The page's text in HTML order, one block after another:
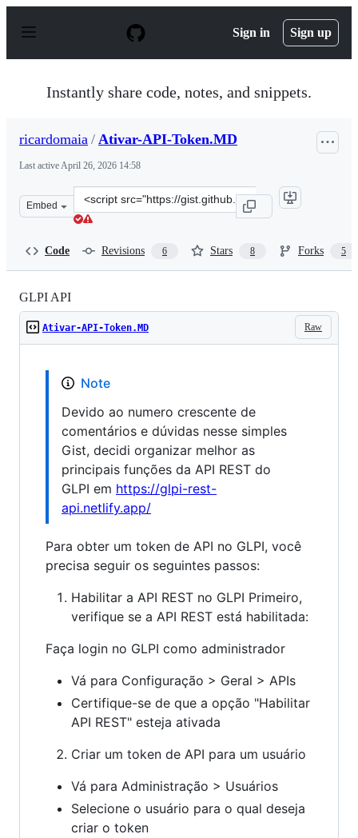
p
Sign in Sign up
Instantly share code, notes, and snippets.
ricardomaia / Ativar-API-Token.MD
Last activeApril 26, 2026 14:58
Embed
Clone
this
Code Revisions 6 Stars 8 Forks 5
GLPI API
Raw
Ativar-API-Token.MD
Note
Devido ao numero crescente de
comentários e dúvidas nesse simples
Gist, decidi organizar melhor as
principais funções da API REST do
GLPI em https://glpi-rest-
api.netlify.app/
Para obter um token de API no GLPI, você
precisa seguir os seguintes passos:
Habilitar a API REST no GLPI Primeiro,
verifique se a API REST está habilitada:
Faça login no GLPI como administrador
Vá para Configuração > Geral > APIs
Certifique-se de que a opção "Habilitar
API REST" esteja ativada
Criar um token de API para um usuário
Vá para Administração > Usuários
Selecione o usuário para o qual deseja
criar o token